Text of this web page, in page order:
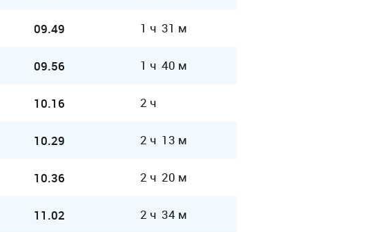
09.49 1 ч 31 м
09.56 1 ч 40 м
10.16 2 ч
10.29 2 ч 13 м
10.36 2 ч 20 м
11.02 2 ч 34 м